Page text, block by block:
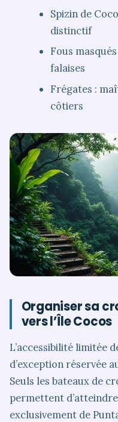
Spizin de
distinctif
Fous
falaises
Frégates :
côtiers
Organiser sa
vers l’Île Cocos
L’accessibilité limitée
d’exception réservée
Seuls les bateaux de
permettent
exclusivement de